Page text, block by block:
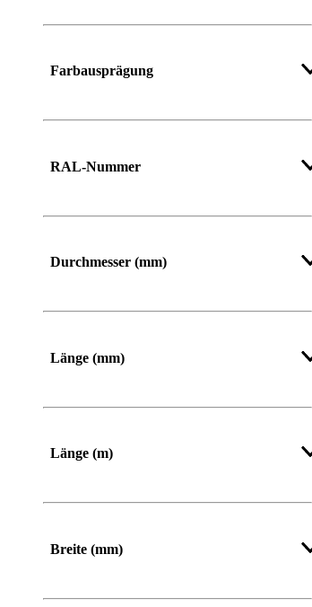
Farbausprägung
RAL-Nummer
Durchmesser (mm)
Länge (mm)
Von Bis
Länge (m)
Breite (mm)
Von Bis